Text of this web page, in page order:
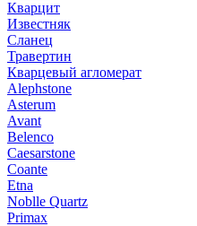
Кварцит
Известняк
Сланец
Травертин
Кварцевый агломерат
Alephstone
Asterum
Avant
Belenco
Caesarstone
Coante
Etna
Noblle Quartz
Primax